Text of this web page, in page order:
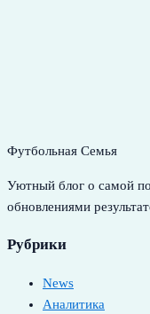
Футбольная Семья
Уютный блог о самой
обновлениями
Рубрики
News
Аналитика